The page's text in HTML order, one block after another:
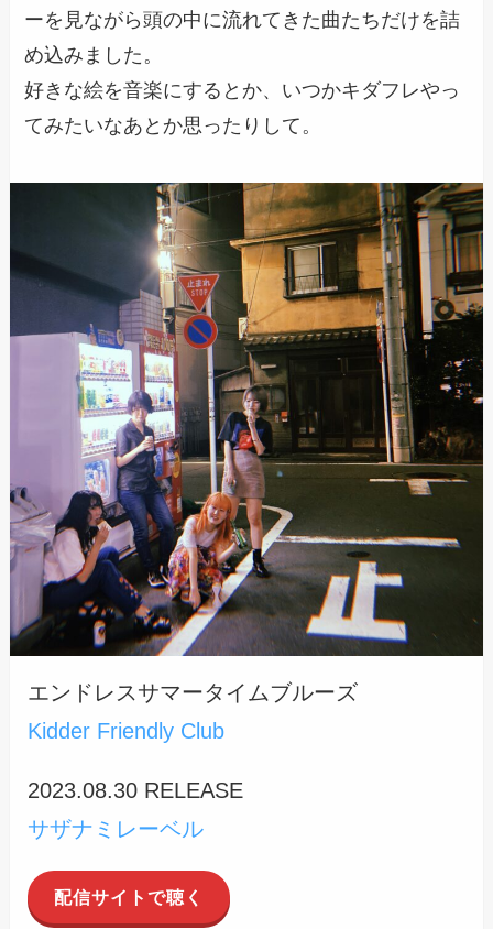
ーを見ながら頭の中に流れてきた曲たちだけを詰
め込みました。
好きな絵を音楽にするとか、いつかキダフレやっ
てみたいなあとか思ったりして。
エンドレスサマータイムブルーズ
Kidder Friendly Club
2023.08.30 RELEASE
サザナミレーベル
配信サイトで聴く